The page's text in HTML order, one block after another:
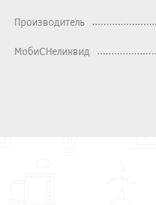
Производитель
МобиСНеликвид